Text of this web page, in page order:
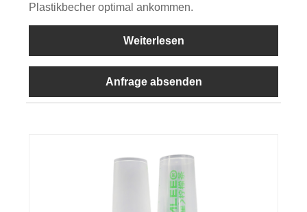
Plastikbecher optimal ankommen.
Weiterlesen
Anfrage absenden